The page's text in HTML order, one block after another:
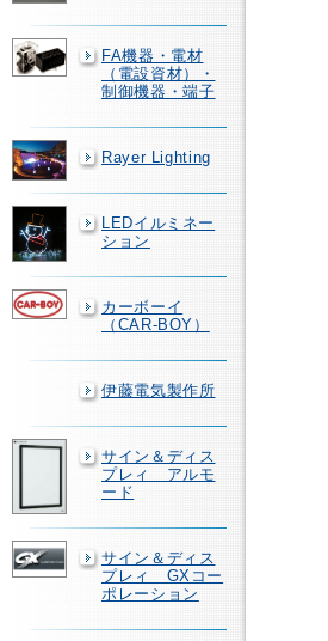
FA機器・電材
（電設資材）・
制御機器・端子
Rayer Lighting
LEDイルミネー
ション
カーボーイ
（CAR-BOY）
伊藤電気製作所
サイン＆ディス
プレィ アルモ
ード
サイン＆ディス
プレィ GXコー
ポレーション